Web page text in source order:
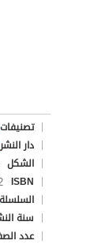
تصنيفات
دار النشر
الشكل
ISBN
السلسلة
سنة
عدد